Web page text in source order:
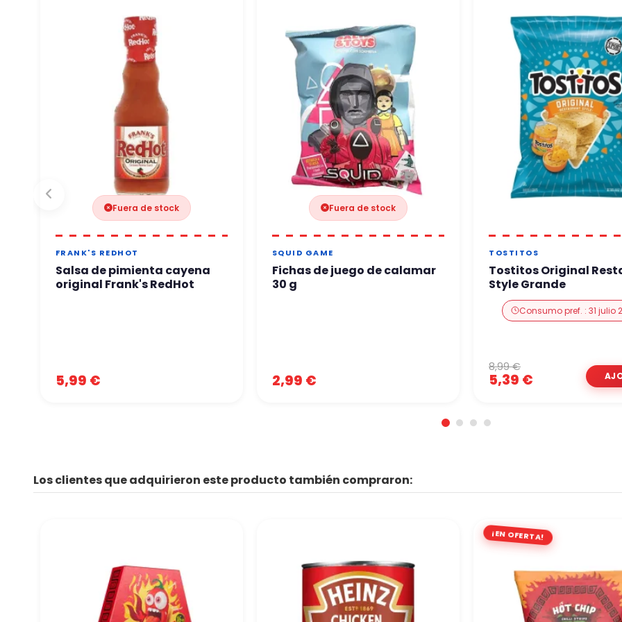
Fuera de stock
FRANK'S REDHOT
Salsa de pimienta cayena
original Frank's RedHot
5,99 €
Fuera de stock
SQUID GAME
Fichas de juego de calamar
30 g
2,99 €
TOSTITOS
Tostitos Original
Style Grande
Consumo pref. : 31 julio
5,39 €
8,99 €
Los clientes que adquirieron este producto también compraron:
¡EN OFERTA!